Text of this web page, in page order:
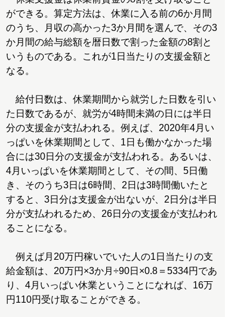
ができる。算定方法は、休業に入る前の6か月間
のうち、月収の高かった3か月間を選んで、その3
か月間の給与総額を暦日数で割った金額の8割と
いうものである。これが1日当たりの支援金額と
なる。
給付日数は、休業期間から就労した日数を引い
た日数であるが、就労が4時間未満の日には半日
分の支援金が支払われる。例えば、2020年4月い
っぱいを休業期間として、1日も働かなかった場
合には30日分の支援金が支払われる。あるいは、
4月いっぱいを休業期間として、その間、5日働
き、そのうち3日は6時間、2日は3時間働いたと
すると、3日分は支援金が出ないが、2日分は半日
分が支払われるため、26日分の支援金が支払われ
ることになる。
例えば月20万円稼いでいた人の1日当たりの支
給金額は、20万円×3か月÷90日×0.8＝5334円であ
り、4月いっぱい休業ということになれば、16万
円110円受け取ることができる。